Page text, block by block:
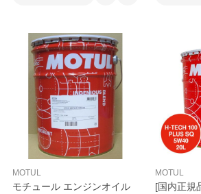
MOTUL
モチュール エンジンオイル
MOTUL
[国内正規